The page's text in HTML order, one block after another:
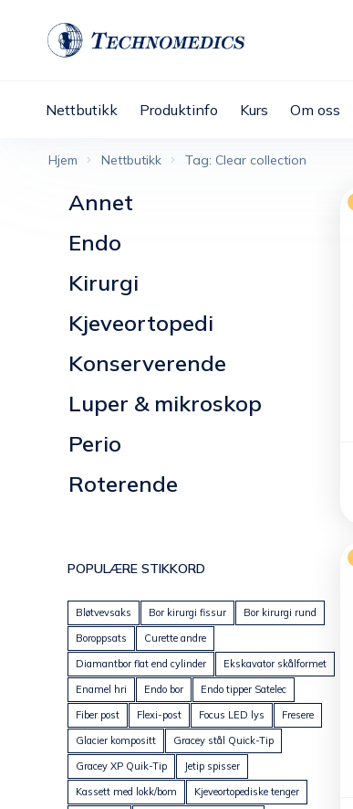
Nettbutikk Produktinfo Kurs Om oss
Hjem Nettbutikk Tag: Clear collection
Annet
Endo
Kirurgi
Kjeveortopedi
Konserverende
Luper & mikroskop
Perio
Roterende
POPULÆRE STIKKORD
Bløtvevsaks Bor kirurgi fissur
Bor kirurgi rund
Boroppsats
Curette andre
Diamantbor flat end cylinder
Ekskavator skålformet
Enamel hri
Endo bor
Endo tipper Satelec
Fiber post
Flexi-post Focus LED lys
Fresere
Glacier kompositt
Gracey stål Quick-Tip
Gracey XP Quik-Tip
Jetip spisser
Kassett med lokk/bom
Kjeveortopediske tenger